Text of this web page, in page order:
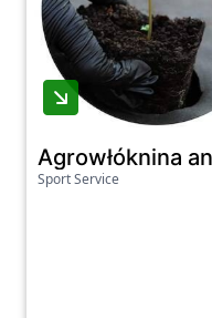
Agrowłóknina
Sport Service